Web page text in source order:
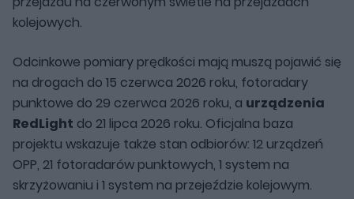
kolejowych.
Odcinkowe pomiary prędkości mają muszą pojawić się
na drogach do 15 czerwca 2026 roku, fotoradary
punktowe do 29 czerwca 2026 roku, a urządzenia
RedLight do 21 lipca 2026 roku. Oficjalna baza
projektu wskazuje także stan odbiorów: 12 urządzeń
OPP, 21 fotoradarów punktowych, 1 system na
skrzyżowaniu i 1 system na przejeździe kolejowym.